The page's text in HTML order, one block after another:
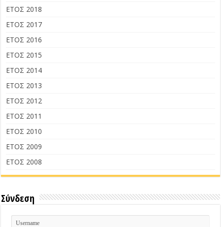
ΕΤΟΣ 2018
ΕΤΟΣ 2017
ΕΤΟΣ 2016
ΕΤΟΣ 2015
ΕΤΟΣ 2014
ΕΤΟΣ 2013
ΕΤΟΣ 2012
ΕΤΟΣ 2011
ΕΤΟΣ 2010
ΕΤΟΣ 2009
ΕΤΟΣ 2008
Σύνδεση